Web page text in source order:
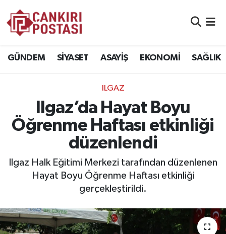
GÜNDEM SİYASET ASAYİŞ EKONOMİ SAĞLIK
ILGAZ
Ilgaz’da Hayat Boyu
Öğrenme Haftası etkinliği
düzenlendi
Ilgaz Halk Eğitimi Merkezi tarafından düzenlenen
Hayat Boyu Öğrenme Haftası etkinliği
gerçekleştirildi.
EKONOMİ
SPOR
YAŞAM
Trafik Durumu
Süper Lig Puan Durumu ve Fikstür
Tüm Manşetler
Son Dakika Haberleri
Haber Arşivi